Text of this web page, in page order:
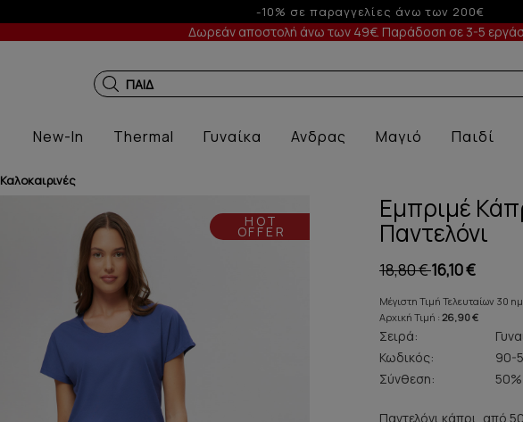
Έως 3 άτοκες δόσεις με πιστωτική άνω των 50€
Δωρεάν αποστολή άνω των 49€. Παράδοση σε 3-5
ΠΑΙΔΙΚΑ ΕΣΩΡΟΥΧΑ
New-In Thermal Γυναίκα Ανδρας Μαγιό Παιδί
Καλοκαιρινές
HOT
OFFER
Εμπριμέ
Παντελόνι
18,80 €16,10 €
Μέγιστη Τιμή Τελευταίων 30
Αρχική Τιμή : 26,90 €
Σειρά:
Κωδικός:
90-
Σύνθεση:
Παντελόνι κάπρι, από